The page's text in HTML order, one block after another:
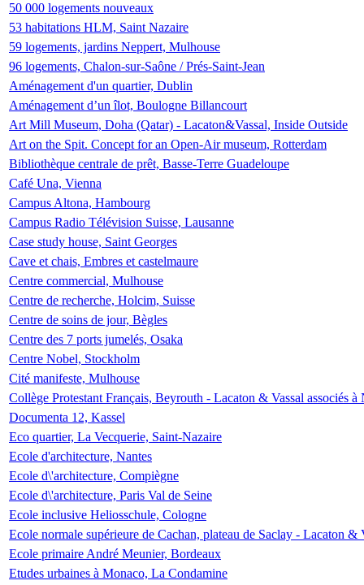
50 000 logements nouveaux
53 habitations HLM, Saint Nazaire
59 logements, jardins Neppert, Mulhouse
96 logements, Chalon-sur-Saône / Prés-Saint-Jean
Aménagement d'un quartier, Dublin
Aménagement d’un îlot, Boulogne Billancourt
Art Mill Museum, Doha (Qatar) - Lacaton&Vassal, Inside Outside
Art on the Spit. Concept for an Open-Air museum, Rotterdam
Bibliothèque centrale de prêt, Basse-Terre Guadeloupe
Café Una, Vienna
Campus Altona, Hambourg
Campus Radio Télévision Suisse, Lausanne
Case study house, Saint Georges
Cave et chais, Embres et castelmaure
Centre commercial, Mulhouse
Centre de recherche, Holcim, Suisse
Centre de soins de jour, Bègles
Centre des 7 ports jumelés, Osaka
Centre Nobel, Stockholm
Cité manifeste, Mulhouse
Collège Protestant Français, Beyrouth - Lacaton & Vassal associés
Documenta 12, Kassel
Eco quartier, La Vecquerie, Saint-Nazaire
Ecole d'architecture, Nantes
Ecole d\'architecture, Compiègne
Ecole d\'architecture, Paris Val de Seine
Ecole inclusive Heliosschule, Cologne
Ecole normale supérieure de Cachan, plateau de Saclay - Lacaton &
Ecole primaire André Meunier, Bordeaux
Etudes urbaines à Monaco, La Condamine